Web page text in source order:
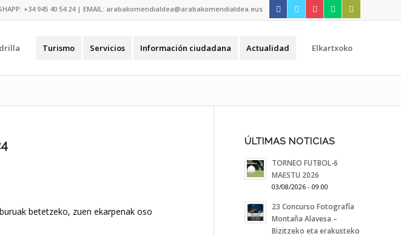
+34 945 40 54 24| EMAIL: arabakomendialdea@arabakomendialdea.eus
Turismo Servicios Información ciudadana Actualidad Elkartxoko
betetzeko, zuen ekarpenak oso
ÚLTIMAS NOTICIAS
TORNEO FUTBOL-6
MAESTU 2026
03/08/2026 - 09:00
23 Concurso Fotografía
Montaña Alavesa –
Bizitzeko eta erakusteko